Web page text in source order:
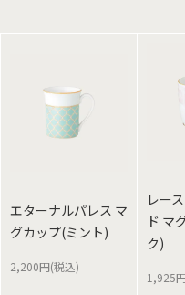
エターナルパレス マ
グカップ(ミント)
2,200円(税込)
レー
ド マ
ク)
1,925